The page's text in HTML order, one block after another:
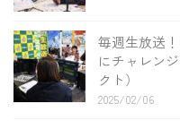
毎週生放送
にチャレン
クト）
2025/02/06